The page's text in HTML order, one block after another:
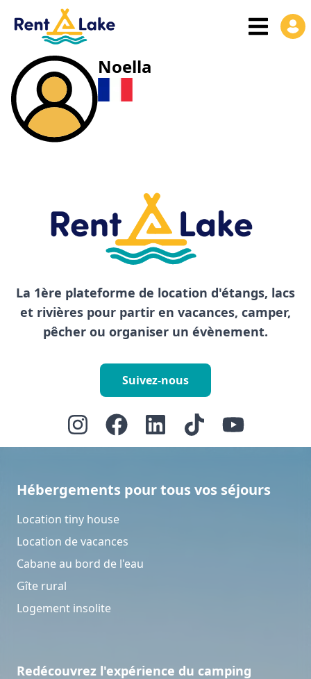
Noella
La 1ère plateforme de location d'étangs, lacs
et rivières pour partir en vacances, camper,
pêcher ou organiser un évènement.
Suivez-nous
Hébergements pour tous vos séjours
Location tiny house
Location de vacances
Cabane au bord de l'eau
Gîte rural
Logement insolite
Redécouvrez l'expérience du camping